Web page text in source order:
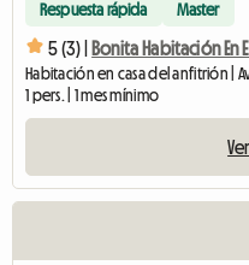
Respuesta rápida Master
5 (3) | Bonita Habitación En
Habitación en casa del anfitrión |
1 pers. | 1 mes mínimo